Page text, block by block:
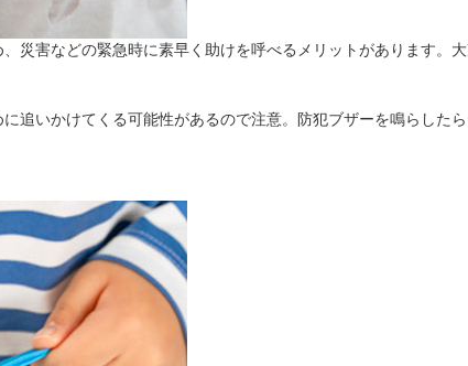
災害などの緊急時に素早く助けを呼べるメリットがあります。
追いかけてくる可能性があるので注意。防犯ブザーを鳴らした